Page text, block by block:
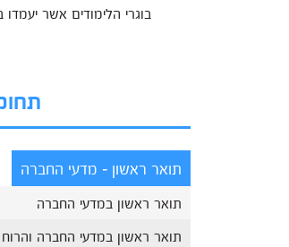
בוגרי הלימודים אשר
תואר ראשון - מדעי החברה
תואר ראשון במדעי החברה
תואר ראשון במדעי החברה והרוח